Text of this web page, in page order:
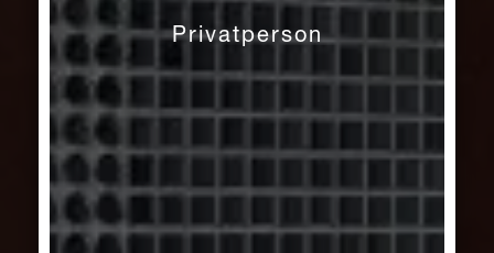
Privatperson